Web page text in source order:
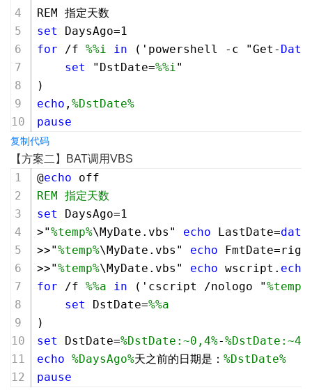
REM 指定天数
set
DaysAgo=1
for /f %%i in ('powershell -c "Get- Date
set
"DstDate=%%i"
)
echo , %DstDate%
pause
复制代码
【方案二】BAT调用VBS
@echo off
REM 指定天数
set
DaysAgo=1
>"%temp%\MyDate.vbs" echo LastDate=date
>>"%temp%\MyDate.vbs" echo
>>"%temp%\MyDate.vbs" echo wscript. echo
for /f %%a in ('cscript /nologo "%temp%
set
DstDate=%%a
)
set
DstDate=%DstDate:~0,4%-
echo %DaysAgo%天之前的日期是： %DstDate%
pause